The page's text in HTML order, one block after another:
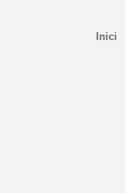
Inici